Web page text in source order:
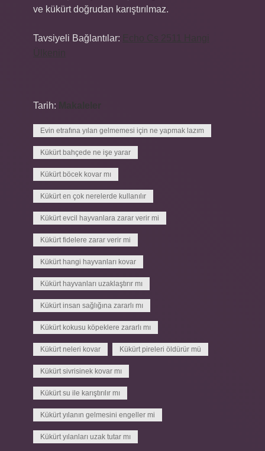
ve kükürt doğrudan karıştırılmaz.
Tavsiyeli Bağlantılar:
Tarih:
Evin etrafına yılan gelmemesi için ne yapmak lazım
Kükürt bahçede ne işe yarar
Kükürt böcek kovar mı
Kükürt en çok nerelerde kullanılır
Kükürt evcil hayvanlara zarar verir mi
Kükürt fidelere zarar verir mi
Kükürt hangi hayvanları kovar
Kükürt hayvanları uzaklaştırır mı
Kükürt insan sağlığına zararlı mı
Kükürt kokusu köpeklere zararlı mı
Kükürt neleri kovar Kükürt pireleri öldürür mü
Kükürt sivrisinek kovar mı
Kükürt su ile karıştırılır mı
Kükürt yılanın gelmesini engeller mi
Kükürt yılanları uzak tutar mı